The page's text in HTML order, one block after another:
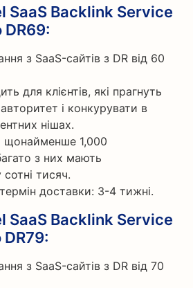
SaaS Backlink Service
DR69:
з SaaS-сайтів з DR від 60
для клієнтів, які прагнуть
і конкурувати в
нішах.
щонайменше 1,000
з них мають
сотні тисяч.
доставки: 3-4 тижні.
SaaS Backlink Service
DR79:
з SaaS-сайтів з DR від 70